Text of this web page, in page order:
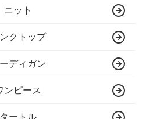
ニット
クトップ
ディガン
ンピース
タートル